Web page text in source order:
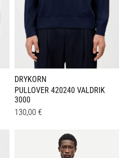
können
auf
der
Produktseite
gewählt
DRYKORN
PULLOVER 420240 VALDRIK
3000
130,00 €
Produkt